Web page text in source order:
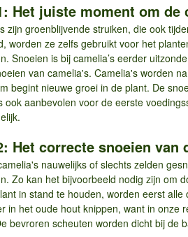
Het juiste moment om de
zijn groenblijvende struiken, die ook
worden ze zelfs gebruikt voor het
Snoeien is bij camelia’s eerder
van camelia's. Camelia's worden
begint nieuwe groei in de plant. De
ook aanbevolen voor de eerste
Het correcte snoeien van
nauwelijks of slechts zelden
Zo kan het bijvoorbeeld nodig zijn om
in stand te houden, worden eerst
in het oude hout knippen, want in onze
bevroren scheuten worden dicht bij de